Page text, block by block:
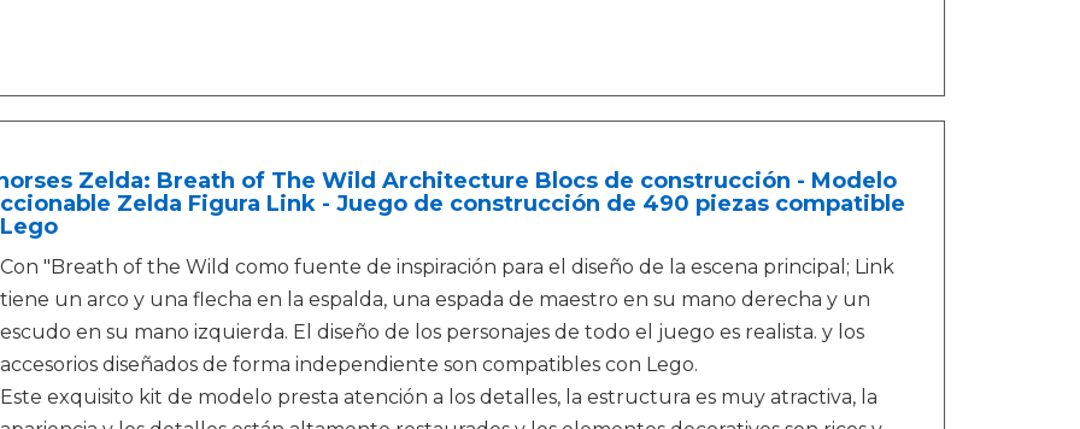
Zelda: Breath of The Wild Architecture Blocs de construcción - Modelo
Zelda Figura Link - Juego de construcción de 490 piezas compatible
Con "Breath of the Wild como fuente de inspiración para el diseño de la escena principal; Link
tiene un arco y una flecha en la espalda, una espada de maestro en su mano derecha y un
escudo en su mano izquierda. El diseño de los personajes de todo el juego es realista. y los
accesorios diseñados de forma independiente son compatibles con Lego.
Este exquisito kit de modelo presta atención a los detalles, la estructura es muy atractiva, la